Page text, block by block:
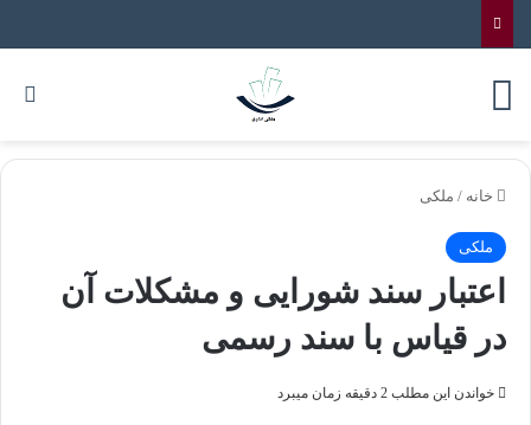
خانه / ملکی
ملکی
اعتبار سند شورایی و مشکلات آن
در قیاس با سند رسمی
خواندن این مطلب 2 دقیقه زمان میبرد